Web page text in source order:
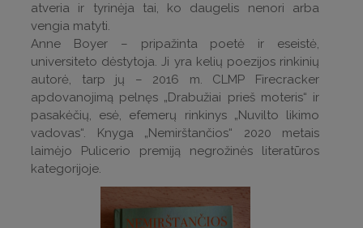
atveria ir tyrinėja tai, ko daugelis nenori arba
vengia matyti.
Anne Boyer – pripažinta poetė ir eseistė,
universiteto dėstytoja. Ji yra kelių poezijos rinkinių
autorė, tarp jų – 2016 m. CLMP Firecracker
apdovanojimą pelnęs „Drabužiai prieš moteris“ ir
pasakėčių, esė, efemerų rinkinys „Nuvilto likimo
vadovas“. Knyga „Nemirštančios“ 2020 metais
laimėjo Pulicerio premiją negrožinės literatūros
kategorijoje.